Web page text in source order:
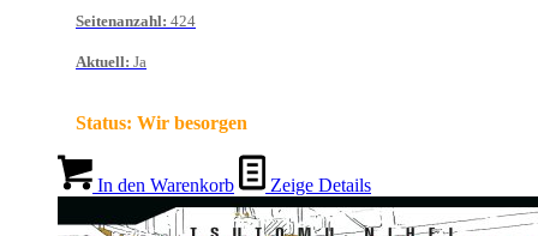
Seitenanzahl: 424
Aktuell: Ja
Status: Wir besorgen
In den Warenkorb Zeige Details